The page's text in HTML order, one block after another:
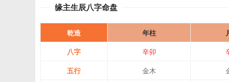
缘主生辰八字命盘
乾造 年柱
八字
辛卯
五行
金木